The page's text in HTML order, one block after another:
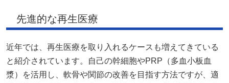
先進的な再生医療
近年では、再生医療を取り入れるケースも増えてきている
と紹介されています。自己の幹細胞やPRP（多血小板血
漿）を活用し、軟骨や関節の改善を目指す方法ですが、適